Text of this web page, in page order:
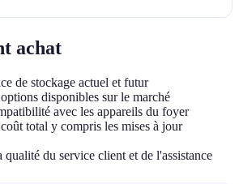
achat
de stockage actuel et futur
disponibles sur le marché
avec les appareils du foyer
total y compris les mises à jour
qualité du service client et de l'assistance